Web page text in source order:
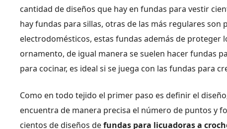
cantidad de diseños que hay en fundas para vestir
hay fundas para sillas, otras de las más regulares
electrodomésticos, estas fundas además de proteger
ornamento, de igual manera se suelen hacer fundas
para cocinar, es ideal si se juega con las fundas para
Como en todo tejido el primer paso es definir el
encuentra de manera precisa el número de puntos y
cientos de diseños defundas para licuadoras a